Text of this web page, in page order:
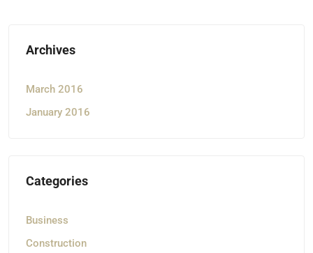
Archives
March 2016
January 2016
Categories
Business
Construction